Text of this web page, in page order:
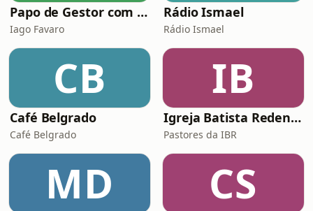
Papo de Gestor com Iago Favaro | Liderança, Vendas & Audiobooks
Iago Favaro
Rádio Ismael
Rádio Ismael
CB
Café Belgrado
Café Belgrado
IB
Igreja Batista Redenção
Pastores da IBR
MD CS